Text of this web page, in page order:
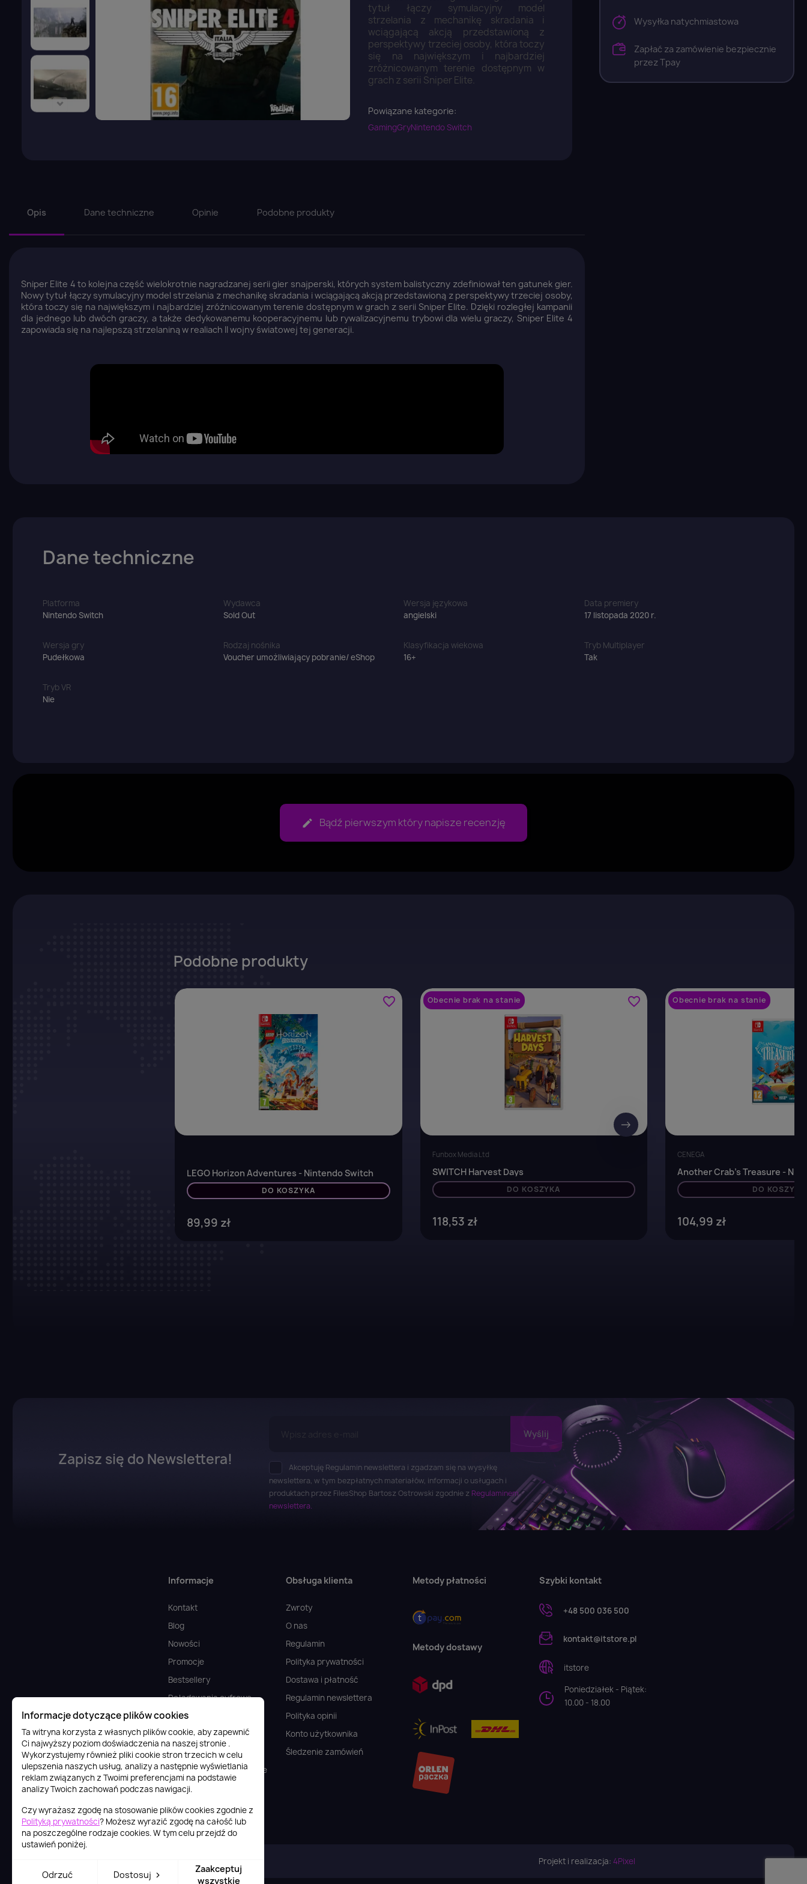
tytuł łączy symulacyjny model
strzelania z mechanikę skradania i
wciągającą akcją przedstawioną z
perspektywy trzeciej osoby, która toczy
się na największym i najbardziej
zróżnicowanym terenie dostępnym w
grach z serii Sniper Elite.
Powiązane kategorie:
GamingGryNintendo Switch
Opis Dane techniczne Opinie Podobne produkty
Sniper Elite 4 to kolejna część wielokrotnie nagradzanej serii gier snajperski, których system balistyczny zdefiniował ten gatunek gier.
Nowy tytuł łączy symulacyjny model strzelania z mechanikę skradania i wciągającą akcją przedstawioną z perspektywy trzeciej osoby,
która toczy się na największym i najbardziej zróżnicowanym terenie dostępnym w grach z serii Sniper Elite. Dzięki rozległej kampanii
dla jednego lub dwóch graczy, a także dedykowanemu kooperacyjnemu lub rywalizacyjnemu trybowi dla wielu graczy, Sniper Elite 4
zapowiada się na najlepszą strzelaniną w realiach II wojny światowej tej generacji.
Wysyłka natychmiastowa
Zapłać za zamówienie bezpiecznie
przez Tpay
Dane techniczne
Platforma
Nintendo Switch
Wydawca
Sold Out
Wersja językowa
angielski
Data premiery
17 listopada 2020 r.
Wersja gry
Pudełkowa
Rodzaj nośnika
Voucher umożliwiający pobranie/ eShop
Klasyfikacja wiekowa
16+
Tryb Multiplayer
Tak
Tryb VR
Nie
Bądź pierwszym który napisze recenzję
Podobne produkty
favorite_border
LEGO Horizon Adventures - Nintendo Switch
DO KOSZYKA
89,99 zł
Obecnie brak na stanie favorite_border
Funbox Media Ltd
SWITCH Harvest Days
DO KOSZYKA
118,53 zł
Obecnie brak na stanie
CENEGA
Another Crab's Treasure -
DO KOSZYKA
104,99 zł
→
Zapisz się do Newslettera!
Akceptuję Regulamin newslettera i zgadzam się na wysyłkę
newslettera, w tym bezpłatnych materiałów, informacji o usługach i
produktach przez FilesShop Bartosz Ostrowski zgodnie z Regulaminem
newslettera.
Informacje
Kontakt
Blog
Nowości
Promocje
Bestsellery
Doładowania cyfrowe
FAQ
Komputery
Gaming
Podzespoły komputerowe
Obsługa klienta
Zwroty
O nas
Regulamin
Polityka prywatności
Dostawa i płatność
Regulamin newslettera
Polityka opinii
Konto użytkownika
Śledzenie zamówień
Metody płatności
Metody dostawy
Szybki kontakt
+48 500 036 500
kontakt@itstore.pl
itstore
Poniedziałek - Piątek:
10.00 - 18.00
Informacje dotyczące plików cookies
Ta witryna korzysta z własnych plików cookie, aby zapewnić
Ci najwyższy poziom doświadczenia na naszej stronie .
Wykorzystujemy również pliki cookie stron trzecich w celu
ulepszenia naszych usług, analizy a następnie wyświetlania
reklam związanych z Twoimi preferencjami na podstawie
analizy Twoich zachowań podczas nawigacji.
Czy wyrażasz zgodę na stosowanie plików cookies zgodnie z
Polityką prywatności? Możesz wyrazić zgodę na całość lub
na poszczególne rodzaje cookies. W tym celu przejdź do
ustawień poniżej.
Odrzuć Dostosuj
Zaakceptuj
wszystkie
Projekt i realizacja: 4Pixel